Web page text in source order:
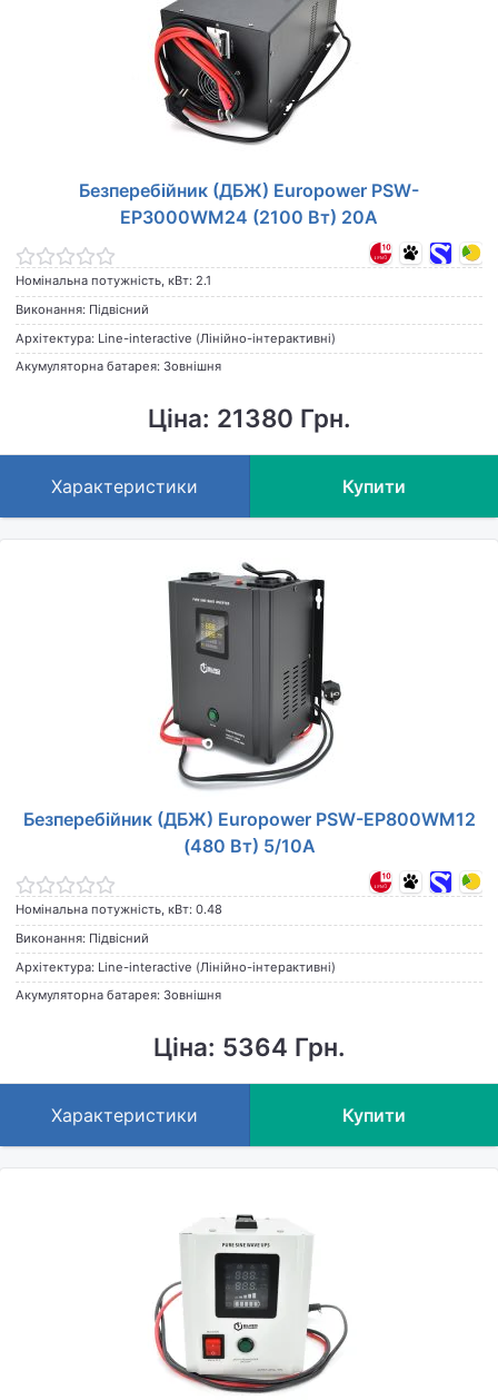
Безперебійник (ДБЖ) Europower PSW-
EP3000WM24 (2100 Вт) 20А
Номінальна потужність, кВт: 2.1
Виконання: Підвісний
Архітектура: Line-interactive (Лінійно-інтерактивні)
Акумуляторна батарея: Зовнішня
Ціна: 21380 Грн.
Характеристики Купити
Безперебійник (ДБЖ) Europower PSW-EP800WM12
(480 Вт) 5/10А
Номінальна потужність, кВт: 0.48
Виконання: Підвісний
Архітектура: Line-interactive (Лінійно-інтерактивні)
Акумуляторна батарея: Зовнішня
Ціна: 5364 Грн.
Характеристики Купити